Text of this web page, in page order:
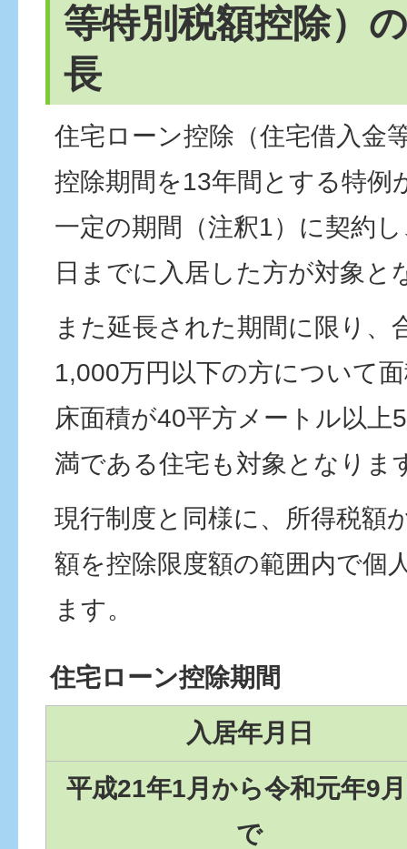
等特別税額控除）
長
住宅ローン控除（住宅借入金
控除期間を13年間とする特例
一定の期間（注釈1）に契約
日までに入居した方が対象と
また延長された期間に限り、
1,000万円以下の方について
床面積が40平方メートル以上
満である住宅も対象となりま
現行制度と同様に、所得税額
額を控除限度額の範囲内で個
ます。
住宅ローン控除期間
入居年月日
平成21年1月から令和元年9
で